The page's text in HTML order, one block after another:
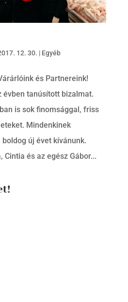
12. 30. | Egyéb
és Partnereink!
évben tanúsított bizalmat.
is sok finomsággal, friss
Mindenkinek
új évet kívánunk.
Cintia és az egész Gábor...